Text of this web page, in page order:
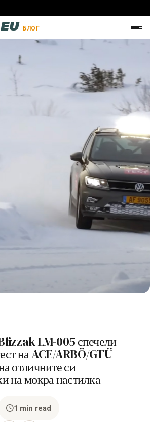
БЛОГ
LM-005 спечели
на ACE/ARBÖ/GTÜ
отличните си
на мокра настилка
1 min read